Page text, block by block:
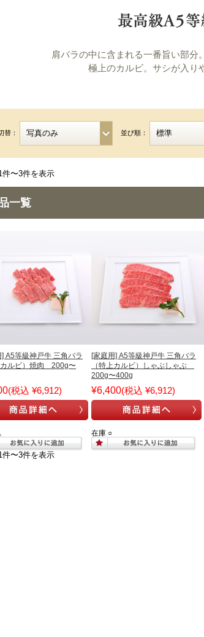
肩バラの中に含まれる一番旨い部分
極上のカルビ。サシが入り
替： 並び順：
件〜3件を表示
一覧
A5等級神戸牛 三角バラ
ルビ）焼肉 200g〜
(税込 ¥6,912)
[家庭用] A5等級神戸牛 三角バラ
（特上カルビ）しゃぶしゃぶ
200g〜400g
¥6,400(税込 ¥6,912)
在庫 ○
件〜3件を表示